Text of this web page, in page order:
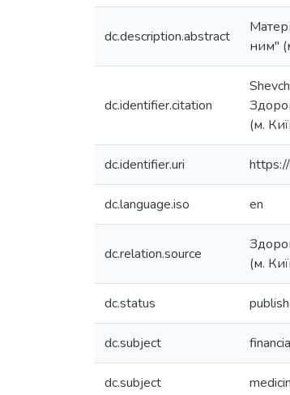
dc.description.abstract
ним"
dc.identifier.citation
(м.
dc.identifier.uri
dc.language.iso en
dc.relation.source
(м.
dc.status
dc.subject
dc.subject